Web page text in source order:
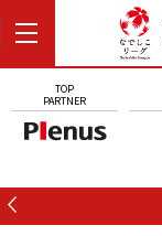
TOP
PARTNER